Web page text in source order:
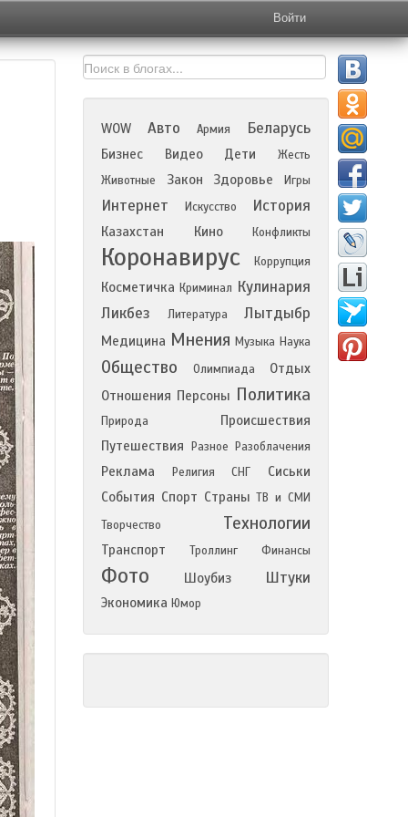
Войти
WOW Авто Армия Беларусь
Бизнес Видео Дети
Жесть
Животные
Закон Здоровье Игры
Интернет Искусство История
Казахстан Кино Конфликты
Коронавирус Коррупция
Косметичка Криминал Кулинария
Ликбез
Литература Лытдыбр
Медицина Мнения Музыка Наука
Общество Олимпиада
Отдых
Отношения Персоны Политика
Природа
Происшествия
Путешествия
Разное Разоблачения
Реклама Религия СНГ
Сиськи
События Спорт Страны ТВ и СМИ
Творчество
Технологии
Транспорт Троллинг Финансы
Фото Шоубиз Штуки
Экономика Юмор